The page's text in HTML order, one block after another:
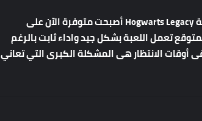
أصبحتمتوفرةالآنعلى
تعملاللعبةبشكلجيدواداءثابتبالرغم
أوقاتالانتظارهىالمشكلةالكبرىالتيتعاني